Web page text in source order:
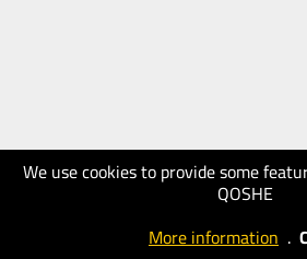
We use cookies to provide some
QOSHE
More information .